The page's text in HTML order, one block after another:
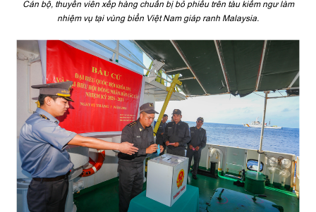
Cán bộ, thuyền viên xếp hàng chuẩn bị bỏ phiếu trên tàu kiểm ngư làm
nhiệm vụ tại vùng biển Việt Nam giáp ranh Malaysia.